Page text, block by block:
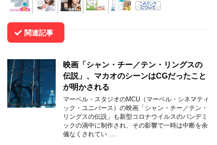
関連記事
映画「シャン・チー／テン・リングスの
伝説」、マカオのシーンはCGだったこと
が明かされる
マーベル・スタジオのMCU（マーベル・シネマティ
ック・ユニバース）の映画「シャン・チー／テン・
リングスの伝説」も新型コロナウイルスのパンデミ
ックの渦中に制作され、その影響で一時は中断を余
儀なくされてい …